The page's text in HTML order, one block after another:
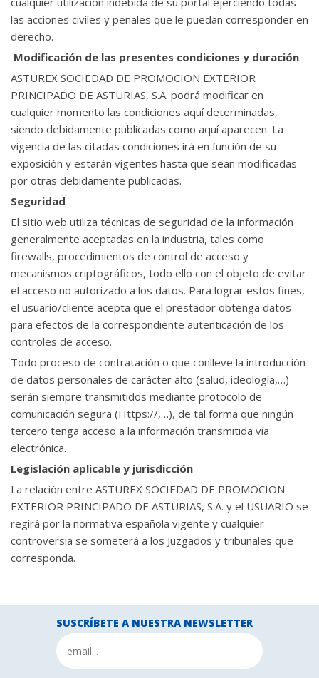
las acciones civiles y penales que le puedan corresponder en
derecho.
Modificación de las presentes condiciones y duración
ASTUREX SOCIEDAD DE PROMOCION EXTERIOR
PRINCIPADO DE ASTURIAS, S.A. podrá modificar en
cualquier momento las condiciones aquí determinadas,
siendo debidamente publicadas como aquí aparecen. La
vigencia de las citadas condiciones irá en función de su
exposición y estarán vigentes hasta que sean modificadas
por otras debidamente publicadas.
Seguridad
El sitio web utiliza técnicas de seguridad de la información
generalmente aceptadas en la industria, tales como
firewalls, procedimientos de control de acceso y
mecanismos criptográficos, todo ello con el objeto de evitar
el acceso no autorizado a los datos. Para lograr estos fines,
el usuario/cliente acepta que el prestador obtenga datos
para efectos de la correspondiente autenticación de los
controles de acceso.
Todo proceso de contratación o que conlleve la introducción
de datos personales de carácter alto (salud, ideología,…)
serán siempre transmitidos mediante protocolo de
comunicación segura (Https://,…), de tal forma que ningún
tercero tenga acceso a la información transmitida vía
electrónica.
Legislación aplicable y jurisdicción
La relación entre ASTUREX SOCIEDAD DE PROMOCION
EXTERIOR PRINCIPADO DE ASTURIAS, S.A. y el USUARIO se
regirá por la normativa española vigente y cualquier
controversia se someterá a los Juzgados y tribunales que
corresponda.
SUSCRÍBETE A NUESTRA NEWSLETTER